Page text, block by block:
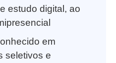
estudo digital, ao
em
seletivos e